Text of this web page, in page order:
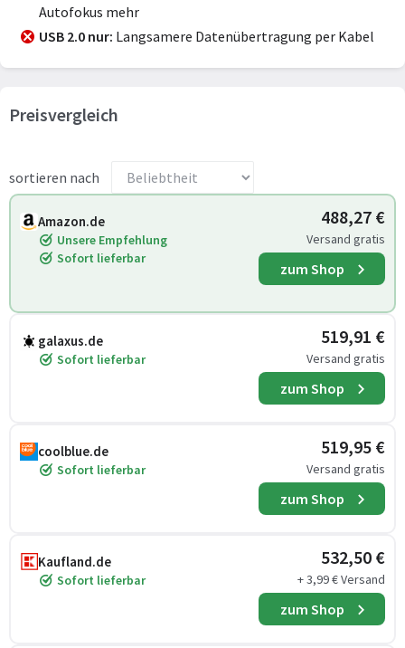
Autofokus mehr
USB 2.0 nur Langsamere Datenübertragung per Kabel
Preisvergleich
sortieren nach
Amazon.de
Unsere Empfehlung
Sofort lieferbar
488,27 €
Versand gratis
zum Shop
galaxus.de
Sofort lieferbar
519,91 €
Versand gratis
zum Shop
coolblue.de
Sofort lieferbar
519,95 €
Versand gratis
zum Shop
Kaufland.de
Sofort lieferbar
532,50 €
+ 3,99 € Versand
zum Shop